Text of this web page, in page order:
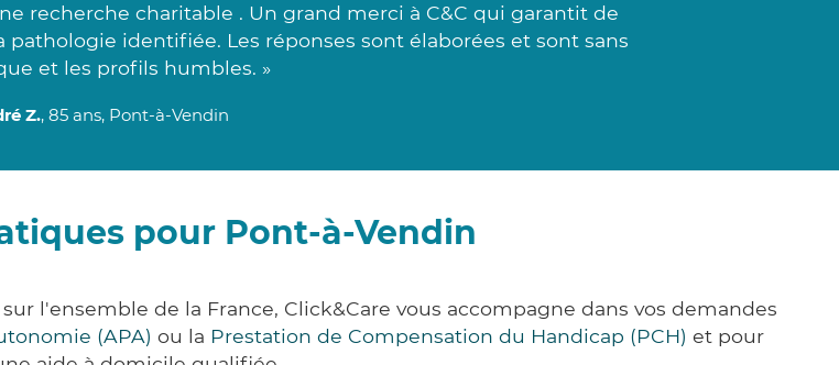
recherche charitable . Un grand merci à C&C qui garantit de
identifiée. Les réponses sont élaborées et sont sans
et les profils humbles. »
Z., 85 ans, Pont-à-Vendin
pour Pont-à-Vendin
l'ensemble de la France, Click&Care vous accompagne dans vos demandes
(APA) ou la Prestation de Compensation du Handicap (PCH) et pour